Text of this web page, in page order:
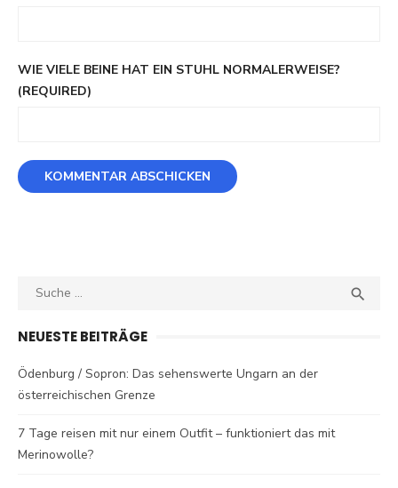
WIE VIELE BEINE HAT EIN STUHL NORMALERWEISE?
(REQUIRED)
Search

NEUESTE BEITRÄGE
Ödenburg / Sopron: Das sehenswerte Ungarn an der
österreichischen Grenze
7 Tage reisen mit nur einem Outfit – funktioniert das mit
Merinowolle?